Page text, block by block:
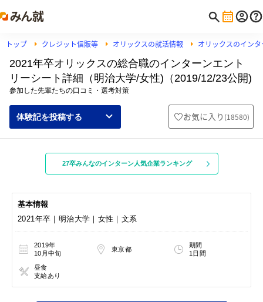
トップ クレジット信販等 オリックスの就活情報 オリックスのイン
2021年卒オリックスの総合職のインターンエント
リーシート詳細（明治大学/女性)（2019/12/23公開)
参加した先輩たちの口コミ・選考対策
体験記を投稿する お気に入り (18580)
27卒みんなのインターン人気企業ランキング
基本情報
2021年卒｜明治大学｜女性｜文系
2019年
10月中旬
東京都
期間
1日間
昼食
支給あり